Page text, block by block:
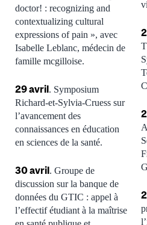
doctor! : recognizing and
contextualizing cultural
expressions of pain », avec
Isabelle Leblanc, médecin de
famille mcgilloise.
29 avril. Symposium
Richard-et-Sylvia-Cruess sur
l’avancement des
connaissances en éducation
en sciences de la santé.
30 avril. Groupe de
discussion sur la banque de
données du GTIC : appel à
l’effectif étudiant à la maîtrise